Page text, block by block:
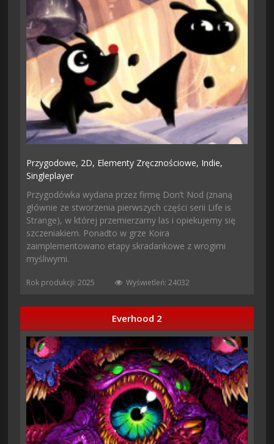
Przygodowe, 2D, Elementy Zręcznościowe, Indie,
Singleplayer
Przygodówka wydana przez firmę Don’t Nod (znaną
głównie ze stworzenia pierwszych części serii Life is
Strange), w której przemierzamy las i opiekujemy się
szczeniakiem. Ponadto w grze Koira
zaimplementowano etapy skradankowe z wrogimi
myśliwymi.
Rok produkcji: 2025 Wyświetleń: 24032
Everhood 2